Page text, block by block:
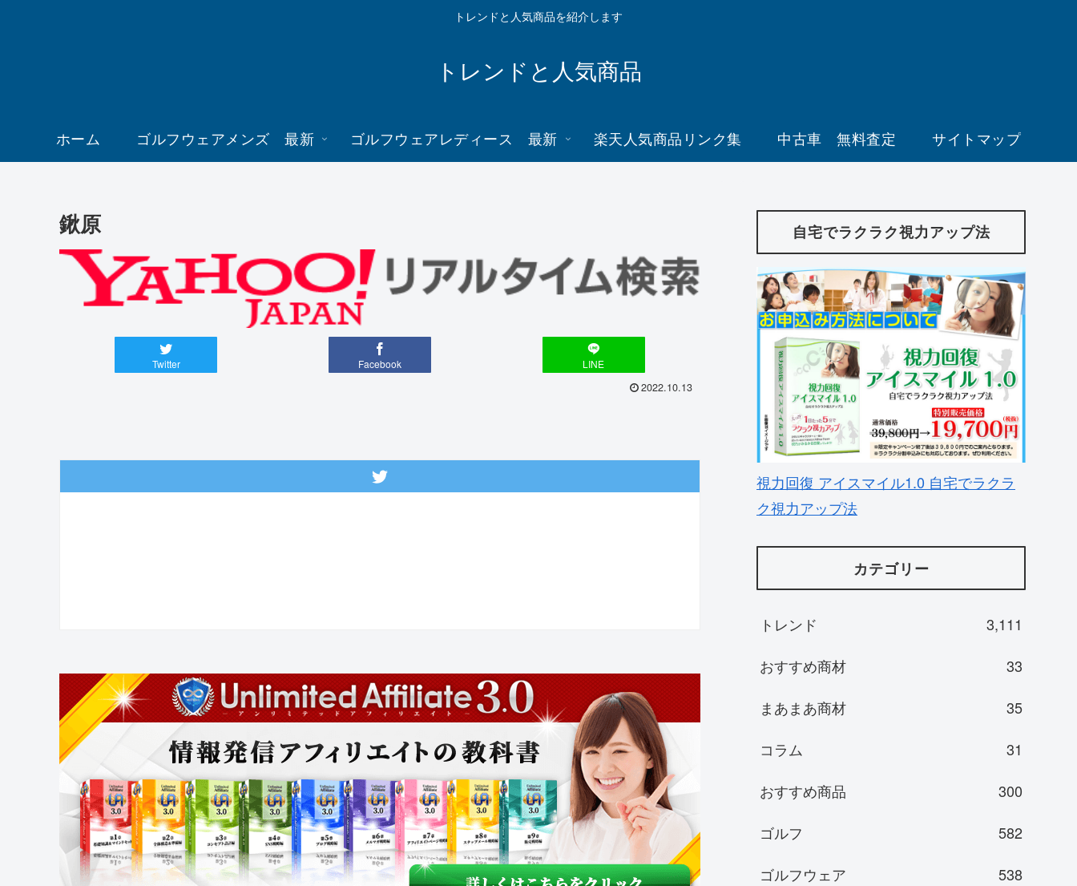
トレンドと人気商品を紹介します
トレンドと人気商品
ホーム ゴルフウェアメンズ 最新 ゴルフウェアレディース 最新 楽天人気商品リンク集 中古車 無料査定 サイトマップ
鍬原
Twitter Facebook LINE
2022.10.13
自宅でラクラク視力アップ法
視力回復 アイスマイル1.0 自宅でラクラ
ク視力アップ法
カテゴリー
トレンド
3,111
おすすめ商材
33
まあまあ商材
35
コラム
31
おすすめ商品
300
ゴルフ
582
ゴルフウェア
538